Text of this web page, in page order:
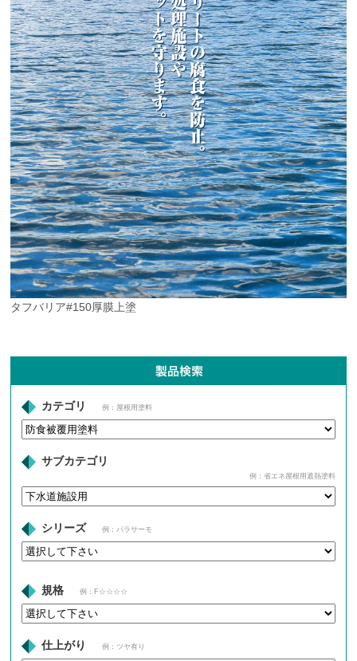
タフバリア#150厚膜上塗
カテゴリ 例：屋根用塗料
サブカテゴリ
例：省エネ屋根用遮熱塗料
シリーズ 例：パラサーモ
規格 例：F☆☆☆☆
仕上がり 例：ツヤ有り